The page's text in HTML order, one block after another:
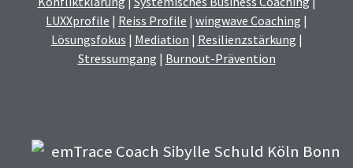
LUXXprofile | Reiss Profile | wingwave Coaching |
Lösungsfokus | Mediation | Resilienzstärkung |
Stressumgang | Burnout-Prävention